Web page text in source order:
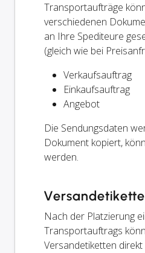
Transportaufträge
verschiedenen
an Ihre Spediteure
(gleich wie bei
Verkaufsauftrag
Einkaufsauftrag
Angebot
Die Sendungsdaten
Dokument kopiert,
werden.
Nach der Platzierung
Transportauftrags
Versandetiketten